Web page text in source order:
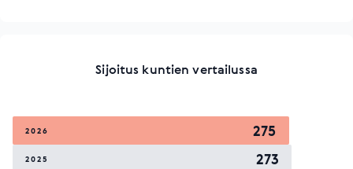
Sijoitus kuntien vertailussa
2026 275
2025 273